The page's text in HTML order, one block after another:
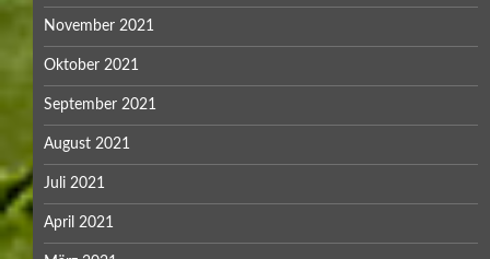
November 2021
Oktober 2021
September 2021
August 2021
Juli 2021
April 2021